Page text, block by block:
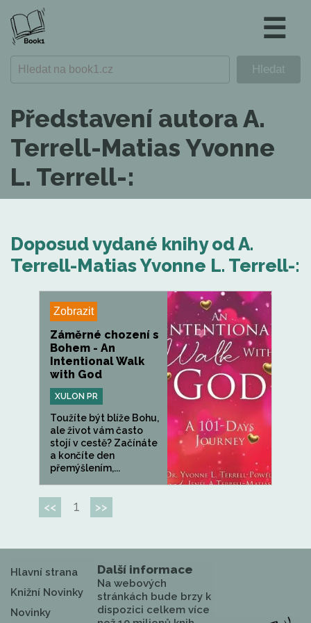
☰
Představení autora A.
Terrell-Matias Yvonne
L. Terrell-:
Doposud vydané knihy od A.
Terrell-Matias Yvonne L. Terrell-:
Zobrazit
Záměrné chození s
Bohem - An
Intentional Walk
with God
XULON PR
Toužíte být blíže Bohu,
ale život vám často
stojí v cestě? Začínáte
a končíte den
přemýšlením,...
<< 1 >>
Hlavní strana
Knižní Novinky
Novinky
Další informace
Na webových
stránkách bude brzy k
dispozici celkem více